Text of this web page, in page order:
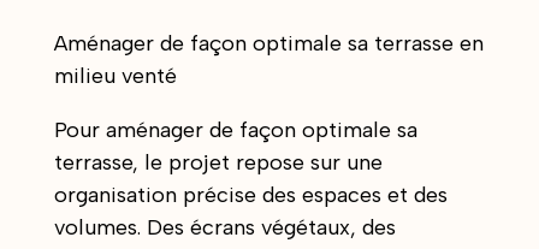
Aménager de façon optimale sa terrasse en
milieu venté
Pour aménager de façon optimale sa
terrasse, le projet repose sur une
organisation précise des espaces et des
volumes. Des écrans végétaux, des